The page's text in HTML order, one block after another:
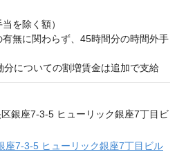
を除く額）
無に関わらず、45時間分の時間外手
についての割増賃金は追加で支給
7‐3‐5 ヒューリック銀座7丁目ビル